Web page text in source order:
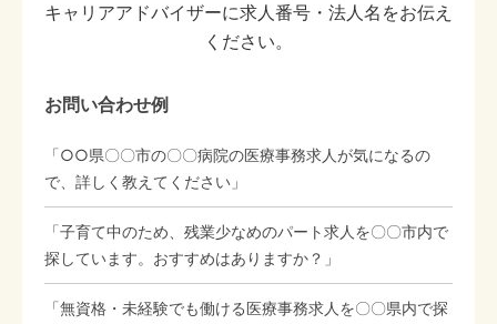
キャリアアドバイザーに求人番号・法人名をお伝え
ください。
お問い合わせ例
「○○県〇〇市の〇〇病院の医療事務求人が気になるの
で、詳しく教えてください」
「子育て中のため、残業少なめのパート求人を〇〇市内で
探しています。おすすめはありますか？」
「無資格・未経験でも働ける医療事務求人を〇〇県内で探